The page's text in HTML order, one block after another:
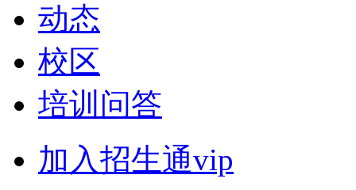
动态
校区
培训问答
加入招生通vip